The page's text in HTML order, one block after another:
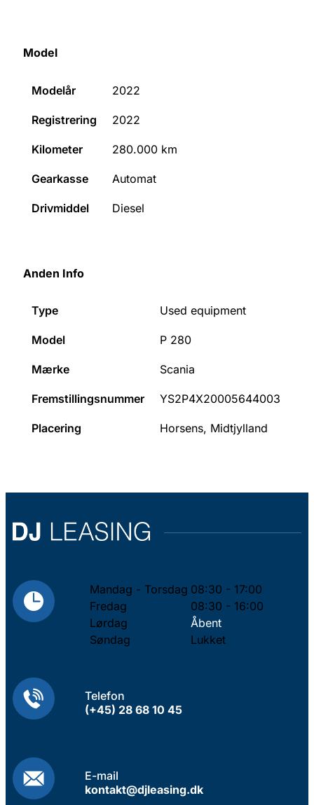
Model
Modelår 2022
Registrering 2022
Kilometer 280.000 km
Gearkasse Automat
Drivmiddel Diesel
Anden Info
Type Used equipment
Model P 280
Mærke Scania
Fremstillingsnummer YS2P4X20005644003
Placering Horsens, Midtjylland
Mandag - Torsdag 08:30 - 17:00
Fredag
08:30 - 16:00
Lørdag
Åbent
Søndag
Lukket
Telefon
(+45) 28 68 10 45
E-mail
kontakt@djleasing.dk